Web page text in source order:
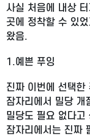
사실 처음에 내상
곳에 정착할 수 있
왔음.
1.예쁜 푸잉
진짜 이번에 선택한
잠자리에서 밀당 개
밀당도 필요 없다고
잠자리에서는 진짜